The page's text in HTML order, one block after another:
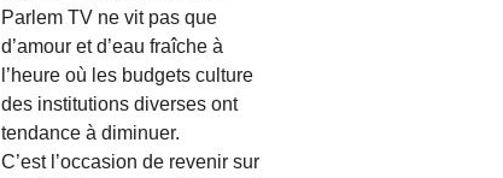
Parlem TV ne vit pas que
d’amour et d’eau fraîche à
l’heure où les budgets culture
des institutions diverses ont
tendance à diminuer.
C’est l’occasion de revenir sur